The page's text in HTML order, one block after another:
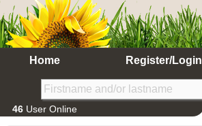
Home Register/Login
46 User Online